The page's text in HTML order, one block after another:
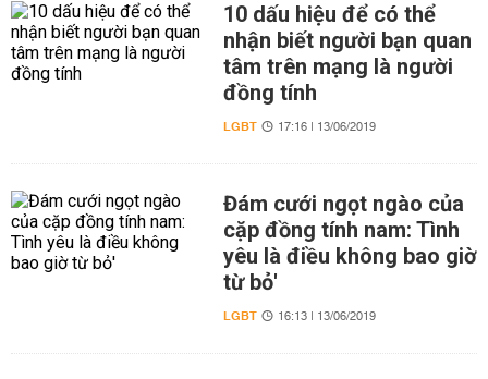
10 dấu hiệu để có thể
nhận biết người bạn quan
tâm trên mạng là người
đồng tính
LGBT 17:16 | 13/06/2019
Đám cưới ngọt ngào của
cặp đồng tính nam: Tình
yêu là điều không bao giờ
từ bỏ'
LGBT 16:13 | 13/06/2019